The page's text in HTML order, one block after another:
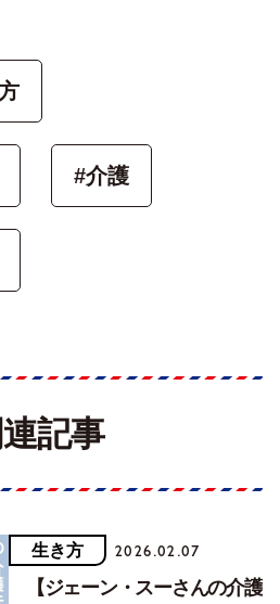
#介護
記事
生き方 2026.02.07
【ジェーン・スーさんの介護